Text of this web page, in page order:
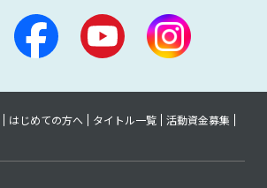
はじめての方へ タイトル一覧
活動資金募集